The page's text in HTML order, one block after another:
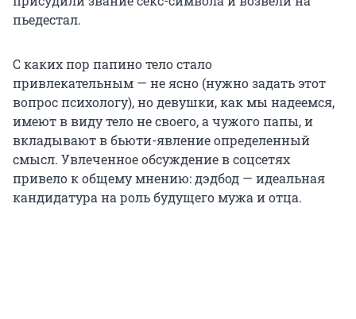
пьедестал.
С каких пор папино тело стало
привлекательным — не ясно (нужно задать этот
вопрос психологу), но девушки, как мы надеемся,
имеют в виду тело не своего, а чужого папы, и
вкладывают в бьюти-явление определенный
смысл. Увлеченное обсуждение в соцсетях
привело к общему мнению: дэдбод — идеальная
кандидатура на роль будущего мужа и отца.